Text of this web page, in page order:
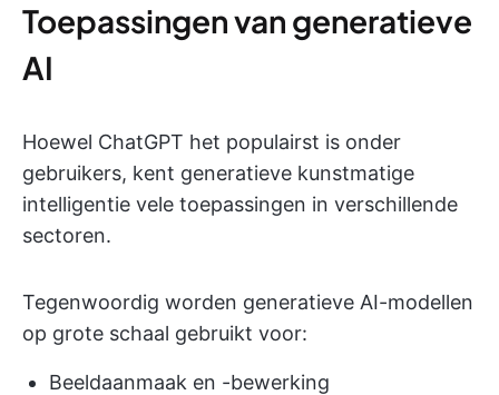
Toepassingen van generatieve
AI
Hoewel ChatGPT het populairst is onder
gebruikers, kent generatieve kunstmatige
intelligentie vele toepassingen in verschillende
sectoren.
Tegenwoordig worden generatieve AI-modellen
op grote schaal gebruikt voor:
Beeldaanmaak en -bewerking